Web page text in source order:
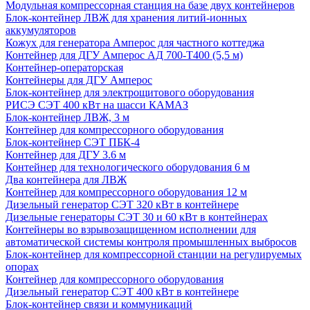
Модульная компрессорная станция на базе двух контейнеров
Блок-контейнер ЛВЖ для хранения литий-ионных
аккумуляторов
Кожух для генератора Амперос для частного коттеджа
Контейнер для ДГУ Амперос АД 700-Т400 (5,5 м)
Контейнер-операторская
Контейнеры для ДГУ Амперос
Блок-контейнер для электрощитового оборудования
РИСЭ СЭТ 400 кВт на шасси КАМАЗ
Блок-контейнер ЛВЖ, 3 м
Контейнер для компрессорного оборудования
Блок-контейнер СЭТ ПБК-4
Контейнер для ДГУ 3.6 м
Контейнер для технологического оборудования 6 м
Два контейнера для ЛВЖ
Контейнер для компрессорного оборудования 12 м
Дизельный генератор СЭТ 320 кВт в контейнере
Дизельные генераторы СЭТ 30 и 60 кВт в контейнерах
Контейнеры во взрывозащищенном исполнении для
автоматической системы контроля промышленных выбросов
Блок-контейнер для компрессорной станции на регулируемых
опорах
Контейнер для компрессорного оборудования
Дизельный генератор СЭТ 400 кВт в контейнере
Блок-контейнер связи и коммуникаций